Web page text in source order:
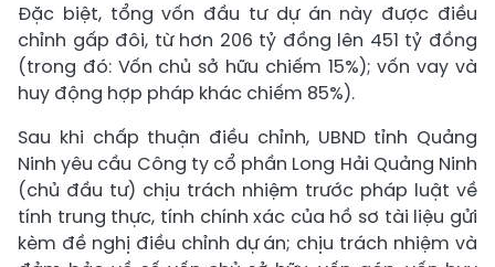
Đặc biệt, tổng vốn đầu tư dự án này được điều
chỉnh gấp đôi, từ hơn 206 tỷ đồng lên 451 tỷ đồng
(trong đó: Vốn chủ sở hữu chiếm 15%); vốn vay và
huy động hợp pháp khác chiếm 85%).
Sau khi chấp thuận điều chỉnh, UBND tỉnh Quảng
Ninh yêu cầu Công ty cổ phần Long Hải Quảng Ninh
(chủ đầu tư) chịu trách nhiệm trước pháp luật về
tính trung thực, tính chính xác của hồ sơ tài liệu gửi
kèm đề nghị điều chỉnh dự án; chịu trách nhiệm và